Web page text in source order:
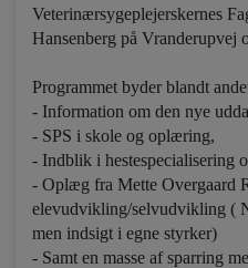
Veterinærsygeplejerskernes
Hansenberg på Vranderupvej
Programmet byder blandt
- Information om den nye
- SPS i skole og oplæring,
- Indblik i hestespecialisering
- Oplæg fra Mette Overgaard
elevudvikling/selvudvikling (
men indsigt i egne styrker)
- Samt en masse af sparring